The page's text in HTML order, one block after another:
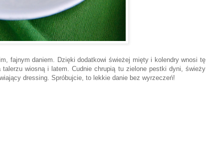
fajnym daniem. Dzięki dodatkowi świeżej mięty i kolendry wnosi tę
wiosną i latem. Cudnie chrupią tu zielone pestki dyni, świeży
dressing. Spróbujcie, to lekkie danie bez wyrzeczeń!